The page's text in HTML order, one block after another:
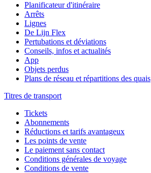
Planificateur d'itinéraire
Arrêts
Lignes
De Lijn Flex
Pertubations et déviations
Conseils, infos et actualités
App
Objets perdus
Plans de réseau et répartitions des quais
Titres de transport
Tickets
Abonnements
Réductions et tarifs avantageux
Les points de vente
Le paiement sans contact
Conditions générales de voyage
Conditions de vente